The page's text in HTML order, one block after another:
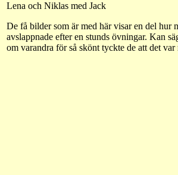
Lena och Niklas med Jack Också
De få bilder som är med här visar en del hur
avslappnade efter en stunds övningar. Kan
om varandra för så skönt tyckte de att det var